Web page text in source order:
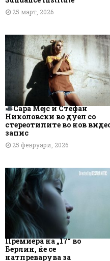
25 март, 2026
Сара Мејс и Стефан
Николовски во дуел со
стереотипите во нов
запис
25 февруари, 2026
Премиера на „17“ во
Берлин, ќе се
натпреварува за